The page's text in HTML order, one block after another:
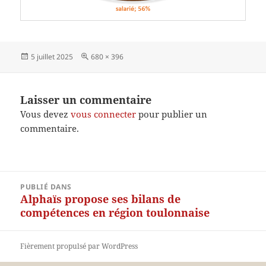
Publié
5 juillet 2025
Taille
680 × 396
Laisser un commentaire
Vous devezvous connecter pour publier un
commentaire.
l’article
PUBLIÉ DANS
Alphaïs propose ses bilans de
compétences en région toulonnaise
Fièrement propulsé par WordPress